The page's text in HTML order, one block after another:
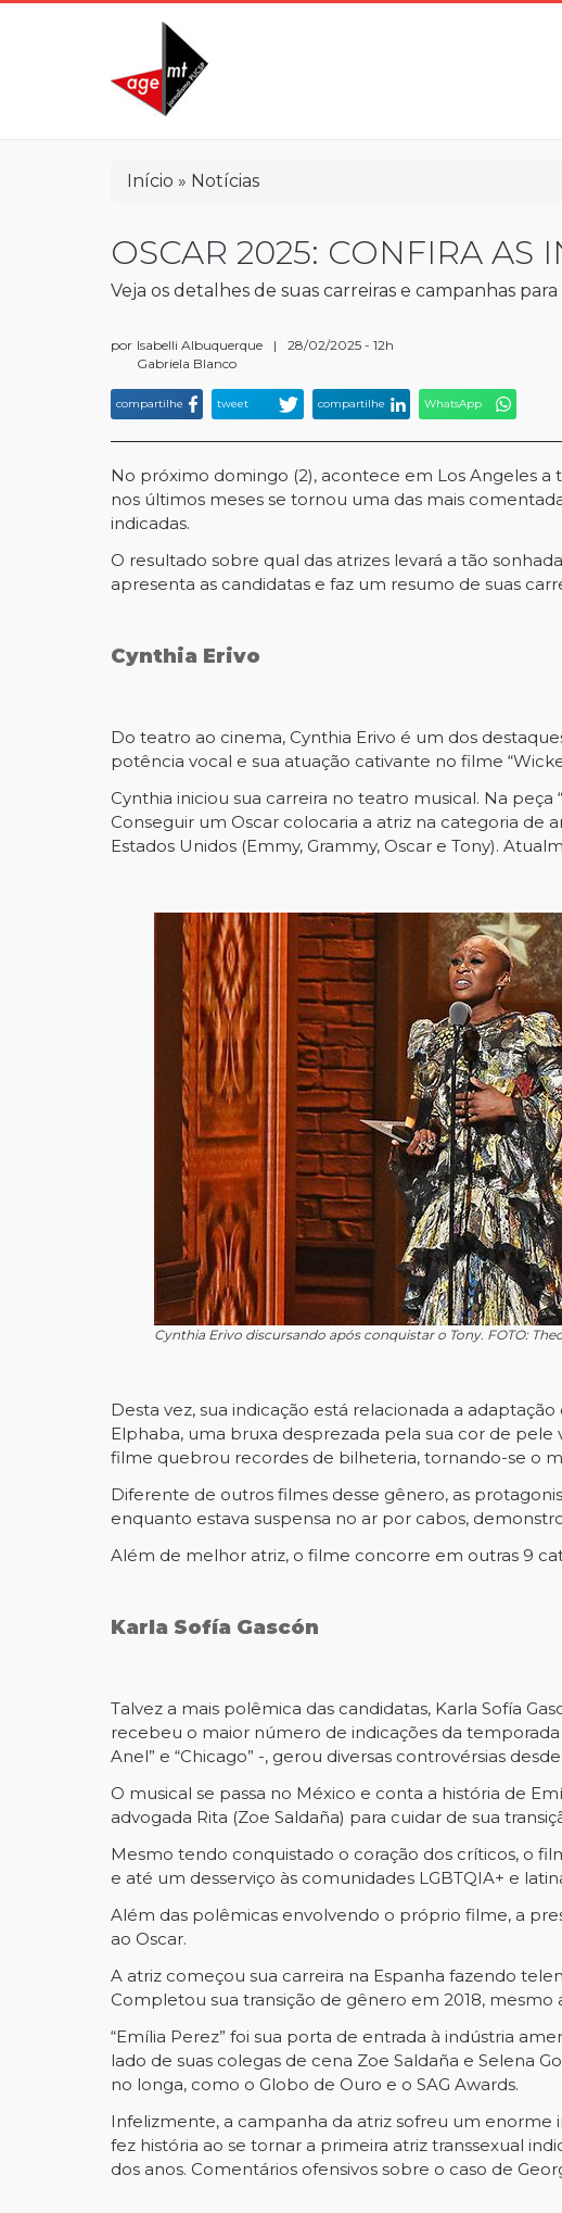
Trilha
navegação
Início Notícias
OSCAR 2025: CONFIRA AS
Veja os detalhes de suas carreiras e campanhas para
por Isabelli Albuquerque
Gabriela Blanco
| 28/02/2025 - 12h
compartilhe tweet compartilhe WhatsApp
No próximo domingo (2), acontece em Los Angeles a
nos últimos meses se tornou uma das mais
indicadas.
O resultado sobre qual das atrizes levará a tão
apresenta as candidatas e faz um resumo de suas
Cynthia Erivo
Do teatro ao cinema, Cynthia Erivo é um dos
potência vocal e sua atuação cativante no filme
Cynthia iniciou sua carreira no teatro musical. Na
Conseguir um Oscar colocaria a atriz na categoria
Estados Unidos (Emmy, Grammy, Oscar e Tony).
Cynthia Erivo discursando após conquistar o Tony. FOTO:
Desta vez, sua indicação está relacionada a
Elphaba, uma bruxa desprezada pela sua cor de
filme quebrou recordes de bilheteria, tornando-se o
Diferente de outros filmes desse gênero, as
enquanto estava suspensa no ar por cabos,
Além de melhor atriz, o filme concorre em outras 9
Karla Sofía Gascón
Talvez a mais polêmica das candidatas, Karla Sofía
recebeu o maior número de indicações da
Anel” e “Chicago” -, gerou diversas controvérsias
O musical se passa no México e conta a história de
advogada Rita (Zoe Saldaña) para cuidar de sua
Mesmo tendo conquistado o coração dos críticos, o
e até um desserviço às comunidades LGBTQIA+ e
Além das polêmicas envolvendo o próprio filme, a
ao Oscar.
A atriz começou sua carreira na Espanha fazendo
Completou sua transição de gênero em 2018, mesmo
“Emília Perez” foi sua porta de entrada à indústria
lado de suas colegas de cena Zoe Saldaña e Selena
no longa, como o Globo de Ouro e o SAG Awards.
Infelizmente, a campanha da atriz sofreu um enorme
fez história ao se tornar a primeira atriz transsexual
dos anos. Comentários ofensivos sobre o caso de